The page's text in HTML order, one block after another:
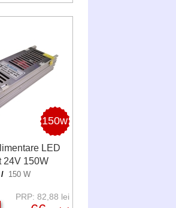
150w
LED
24V 150W
/ 150 W
PRP: 82,88 lei